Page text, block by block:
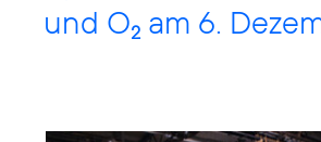
und O2 am 6.